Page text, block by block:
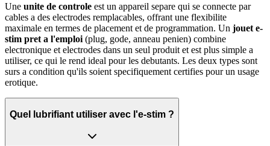
Une unite de controle est un appareil separe qui se connecte par
cables a des electrodes remplacables, offrant une flexibilite
maximale en termes de placement et de programmation. Un jouet e-
stim pret a l'emploi (plug, gode, anneau penien) combine
electronique et electrodes dans un seul produit et est plus simple a
utiliser, ce qui le rend ideal pour les debutants. Les deux types sont
surs a condition qu'ils soient specifiquement certifies pour un usage
erotique.
Quel lubrifiant utiliser avec l'e-stim ?